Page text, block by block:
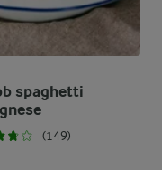
spaghetti
(149)